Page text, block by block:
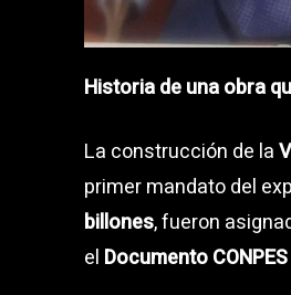
Historia de una obra
La construcción de la
primer mandato del
billones, fueron
el Documento